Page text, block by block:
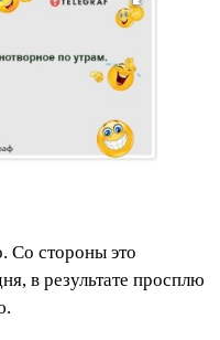
Со стороны это
в результате просплю